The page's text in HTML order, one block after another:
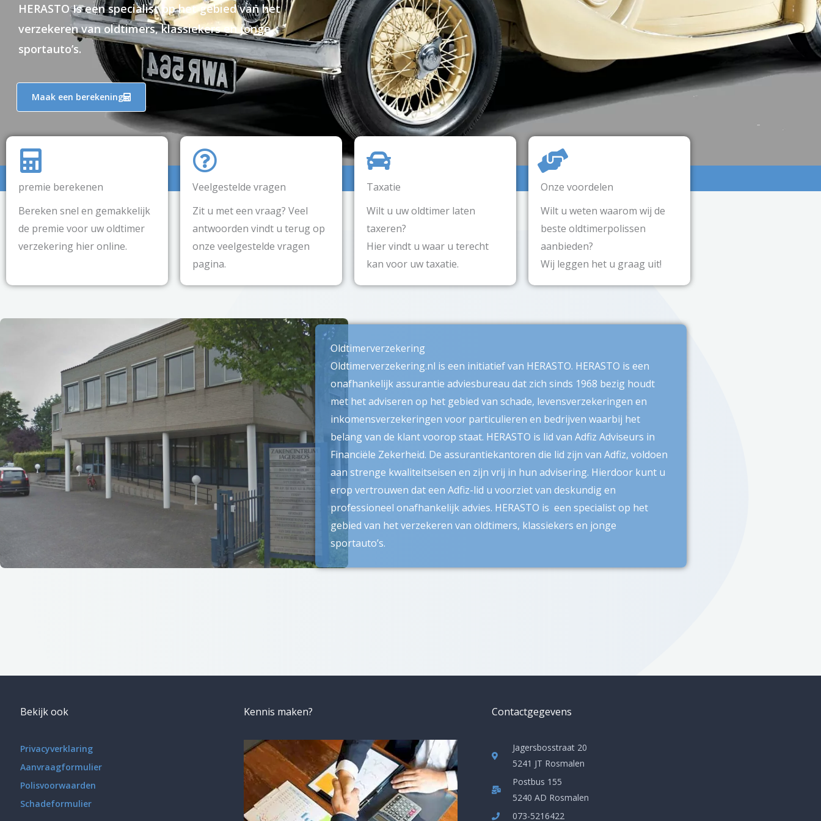
HERASTO Is een specialist op het gebied van het
verzekeren van oldtimers, klassiekers en jonge
sportauto’s.
Maak een berekening
premie berekenen
Bereken snel en gemakkelijk
de premie voor uw oldtimer
verzekering hier online.
Veelgestelde vragen
Zit u met een vraag? Veel
antwoorden vindt u terug op
onze veelgestelde vragen
pagina.
Taxatie
Wilt u uw oldtimer laten
taxeren?
Hier vindt u waar u terecht
kan voor uw taxatie.
Onze voordelen
Wilt u weten waarom wij de
beste oldtimerpolissen
aanbieden?
Wij leggen het u graag uit!
Oldtimerverzekering
Oldtimerverzekering.nl is een initiatief van HERASTO. HERASTO is een
onafhankelijk assurantie adviesbureau dat zich sinds 1968 bezig houdt
met het adviseren op het gebied van schade, levensverzekeringen en
inkomensverzekeringen voor particulieren en bedrijven waarbij het
belang van de klant voorop staat. HERASTO is lid van Adfiz Adviseurs in
Financiële Zekerheid. De assurantiekantoren die lid zijn van Adfiz, voldoen
aan strenge kwaliteitseisen en zijn vrij in hun advisering. Hierdoor kunt u
erop vertrouwen dat een Adfiz-lid u voorziet van deskundig en
professioneel onafhankelijk advies. HERASTO is een specialist op het
gebied van het verzekeren van oldtimers, klassiekers en jonge
sportauto’s.
Bekijk ook
Privacyverklaring
Aanvraagformulier
Polisvoorwaarden
Schadeformulier
Kennis maken? Contactgegevens
Jagersbosstraat 20
5241 JT Rosmalen
Postbus 155
5240 AD Rosmalen
073-5216422